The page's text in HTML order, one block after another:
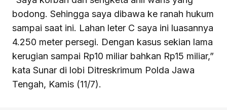
bodong. Sehingga saya dibawa ke ranah hukum
sampai saat ini. Lahan leter C saya ini luasannya
4.250 meter persegi. Dengan kasus sekian lama
kerugian sampai Rp10 miliar bahkan Rp15 miliar,”
kata Sunar di lobi Ditreskrimum Polda Jawa
Tengah, Kamis (11/7).